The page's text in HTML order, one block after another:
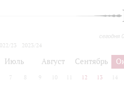
сегодня
23
2023/24
Июль Август Сентябрь
7 8 9 10 12 13 14